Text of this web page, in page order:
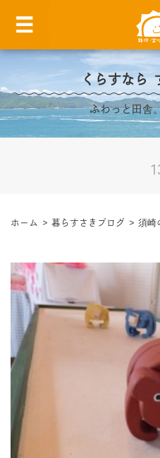
くらすなら
ふわっと田舎
ホーム > 暮らすさきブログ > 須崎